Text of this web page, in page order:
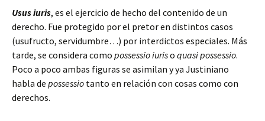
Usus iuris, es el ejercicio de hecho del contenido de un
derecho. Fue protegido por el pretor en distintos casos
(usufructo, servidumbre…) por interdictos especiales. Más
tarde, se considera como possessio iuriso quasi possessio.
Poco a poco ambas figuras se asimilan y ya Justiniano
habla de possessio tanto en relación con cosas como con
derechos.